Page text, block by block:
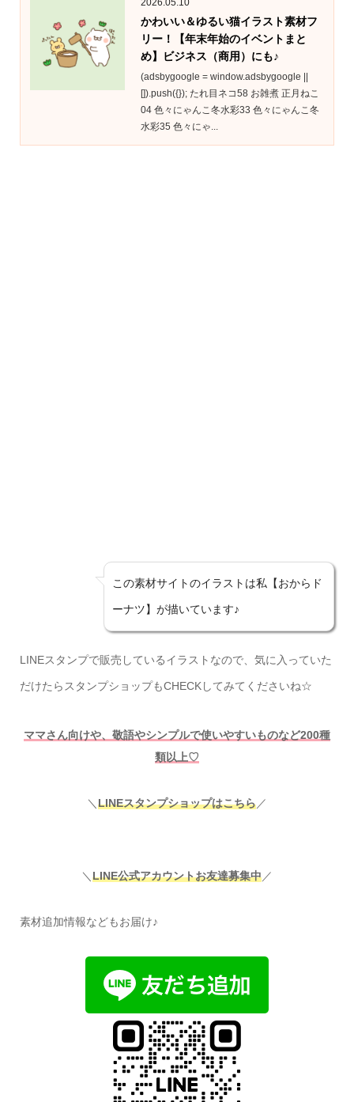
2026.05.10
かわいい＆ゆるい猫イラスト素材フ
リー！【年末年始のイベントまと
め】ビジネス（商用）にも♪
(adsbygoogle = window.adsbygoogle ||
[]).push({}); たれ目ネコ58 お雑煮 正月ねこ
04 色々にゃんこ冬水彩33 色々にゃんこ冬
水彩35 色々にゃ...
この素材サイトのイラストは私【おからド
ーナツ】が描いています♪
LINEスタンプで販売しているイラストなので、気に入っていた
だけたらスタンプショップもCHECKしてみてくださいね☆
ママさん向けや、敬語やシンプルで使いやすいものなど200種
類以上♡
＼ LINEスタンプショップはこちら／
＼ LINE公式アカウントお友達募集中／
素材追加情報などもお届け♪